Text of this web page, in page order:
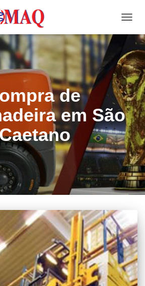
de
em São